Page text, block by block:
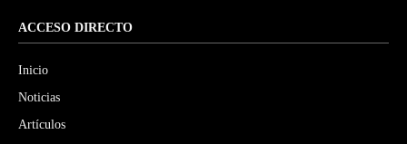
ACCESO DIRECTO
Inicio
Noticias
Artículos